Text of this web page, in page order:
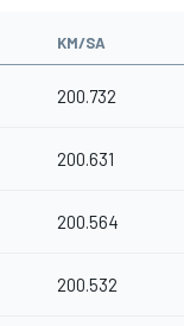
KM/SA
200.732
200.631
200.564
200.532